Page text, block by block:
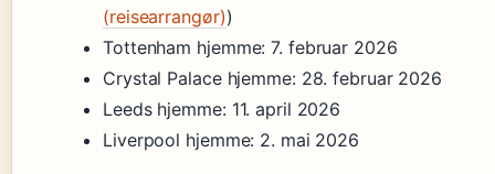
(reisearrangør))
Tottenham hjemme: 7. februar 2026
Crystal Palace hjemme: 28. februar 2026
Leeds hjemme: 11. april 2026
Liverpool hjemme: 2. mai 2026